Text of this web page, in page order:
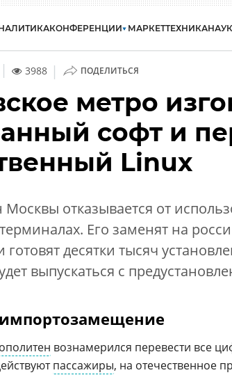
КОНФЕРЕНЦИИ МАРКЕТТЕХНИКА
3988 | ПОДЕЛИТЬСЯ
метро
софт и
Linux
отказывается от
Его заменят на
десятки тысяч
выпускаться с
вознамерился перевести все
пассажиры, на отечественное